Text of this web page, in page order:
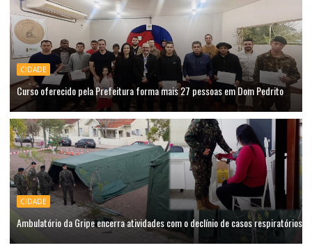
CIDADE
Curso oferecido pela Prefeitura forma mais 27 pessoas em Dom Pedrito
CIDADE
Ambulatório da Gripe encerra atividades com o declínio de casos respiratórios